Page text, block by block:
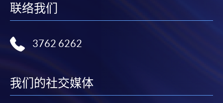
联络我们
3762 6262
我们的社交媒体